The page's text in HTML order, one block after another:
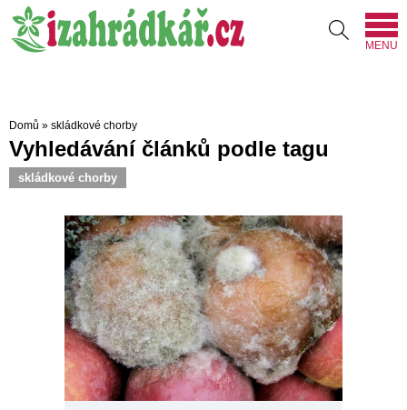
MENU
Domů » skládkové chorby
Vyhledávání článků podle tagu
skládkové chorby